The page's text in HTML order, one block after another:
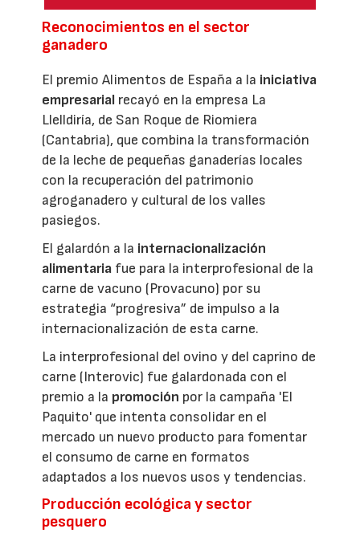
Reconocimientos en el sector
ganadero
El premio Alimentos de España a la iniciativa
empresarial recayó en la empresa La
Llelldiría, de San Roque de Riomiera
(Cantabria), que combina la transformación
de la leche de pequeñas ganaderías locales
con la recuperación del patrimonio
agroganadero y cultural de los valles
pasiegos.
El galardón a la internacionalización
alimentaria fue para la interprofesional de la
carne de vacuno (Provacuno) por su
estrategia “progresiva” de impulso a la
internacionalización de esta carne.
La interprofesional del ovino y del caprino de
carne (Interovic) fue galardonada con el
premio a la promoción por la campaña 'El
Paquito' que intenta consolidar en el
mercado un nuevo producto para fomentar
el consumo de carne en formatos
adaptados a los nuevos usos y tendencias.
Producción ecológica y sector
pesquero